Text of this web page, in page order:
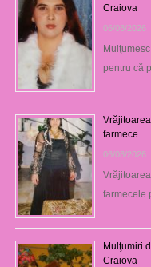
Craiova
06/08/2026
pentru că
farmece
06/08/2026
farmecele
Mulţumiri
Craiova